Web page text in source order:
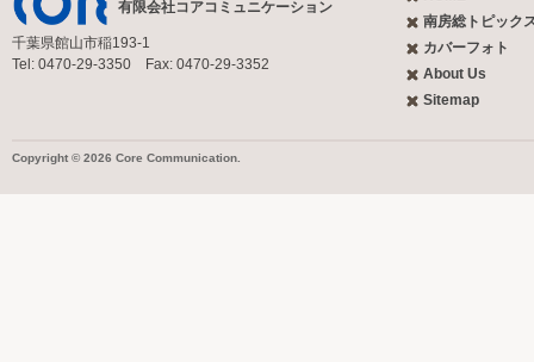
有限会社コアコミュニケーション
千葉県館山市稲193-1
Tel: 0470-29-3350 Fax: 0470-29-3352
南房総トピック
カバーフォト
About Us
Sitemap
Copyright © 2026 Core Communication.